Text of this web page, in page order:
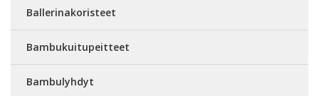
Ballerinakoristeet
Bambukuitupeitteet
Bambulyhdyt